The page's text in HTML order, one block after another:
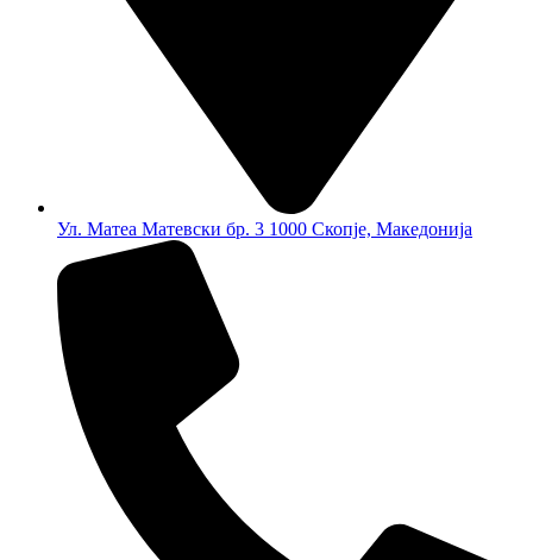
Ул. Матеа Матевски бр. 3 1000 Скопје, Македонија